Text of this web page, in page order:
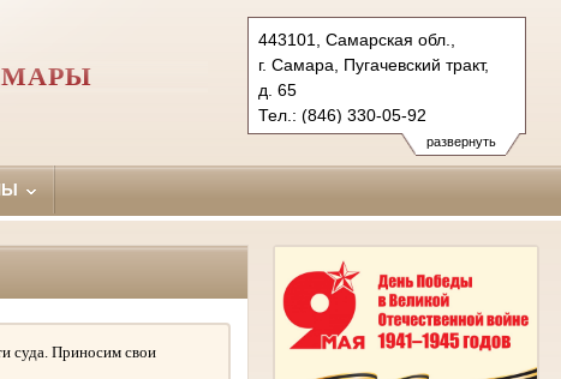
развернуть
443101, Самарская обл.,
г. Самара, Пугачевский тракт,
д. 65
Тел.: (846) 330-05-92
kuibyshevsky.sam@sudrf.ru
суда. Приносим свои